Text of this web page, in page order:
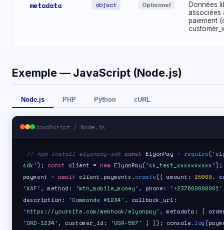
metadata object Optionnel
Données
associées
paiement
Exemple — JavaScript (Node.js)
Node.js PHP Python cURL
JavaScript / Node.js
// npm install elyonpay-sdk const ElyonPay = require(
sdk'); const client = new ElyonPay('sk_test_xxxxxxxxxx'
payment = await client.payments.create({ amount: 15000,
'XAF' , method: 'mtn_mobile_money' , phone: '+237600000001'
description:
'Commande #1234' , callback_url:
'https://yoursite.com/webhook/elyonpay' , metadata: {
'ORD-1234' , customer_id: 'USR-567' } }); console.log